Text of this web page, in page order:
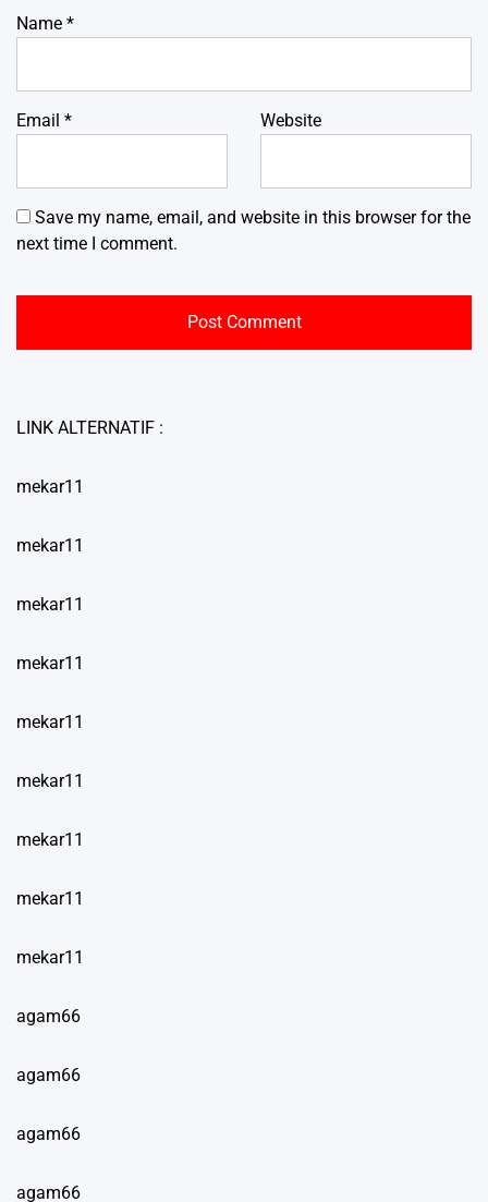
Name *
Email * Website
Save my name, email, and website in this browser for the
next time I comment.
LINK ALTERNATIF :
mekar11
mekar11
mekar11
mekar11
mekar11
mekar11
mekar11
mekar11
mekar11
agam66
agam66
agam66
agam66